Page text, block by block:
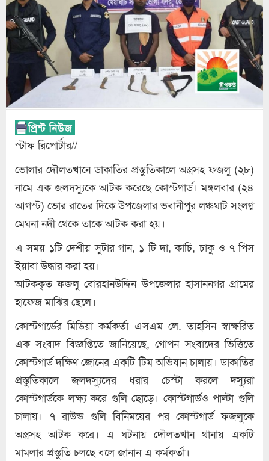
স্টাফ রিপোর্টার//
ভোলার দৌলতখানে ডাকাতির প্রস্তুতিকালে অস্ত্রসহ ফজলু (২৮)
নামে এক জলদস্যুকে আটক করেছে কোস্টগার্ড। মঙ্গলবার (২৪
আগস্ট) ভোর রাতের দিকে উপজেলার ভবানীপুর লঞ্চঘাট সংলগ্ন
মেঘনা নদী থেকে তাকে আটক করা হয়।
এ সময় ১টি দেশীয় সুটার গান, ১ টি দা, কাচি, চাকু ও ৭ পিস
ইয়াবা উদ্ধার করা হয়।
আটককৃত ফজলু বোরহানউদ্দিন উপজেলার হাসাননগর গ্রামের
হাফেজ মাঝির ছেলে।
কোস্টগার্ডের মিডিয়া কর্মকর্তা এসএম লে. তাহসিন স্বাক্ষরিত
এক সংবাদ বিজ্ঞপ্তিতে জানিয়েছে, গোপন সংবাদের ভিত্তিতে
কোস্টগার্ড দক্ষিণ জোনের একটি টিম অভিযান চালায়। ডাকাতির
প্রস্তুতিকালে জলদস্যুদের ধরার চেস্টা করলে দস্যুরা
কোস্টগার্ডকে লক্ষ্য করে গুলি ছোড়ে। কোস্টগার্ডও পাল্টা গুলি
চালায়। ৭ রাউন্ড গুলি বিনিময়ের পর কোস্টগার্ড ফজলুকে
অস্ত্রসহ আটক করে। এ ঘটনায় দৌলতখান থানায় একটি
মামলার প্রস্তুতি চলছে বলে জানান এ কর্মকর্তা।